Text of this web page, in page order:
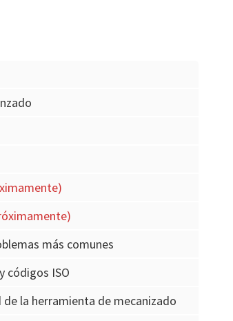
más comunes
códigos ISO
la herramienta de mecanizado